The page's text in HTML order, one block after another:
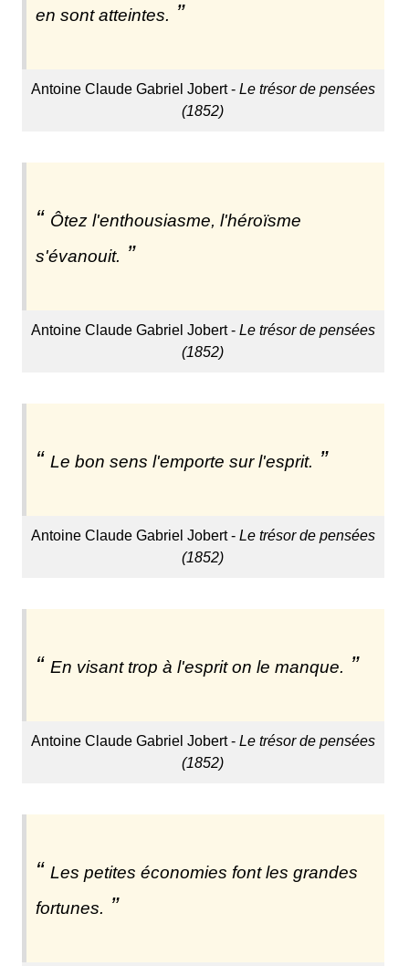
en sont atteintes.
Antoine Claude Gabriel Jobert - Le trésor de pensées
(1852)
Ôtez l'enthousiasme, l'héroïsme
s'évanouit.
Antoine Claude Gabriel Jobert - Le trésor de pensées
(1852)
Le bon sens l'emporte sur l'esprit.
Antoine Claude Gabriel Jobert - Le trésor de pensées
(1852)
En visant trop à l'esprit on le manque.
Antoine Claude Gabriel Jobert - Le trésor de pensées
(1852)
Les petites économies font les grandes
fortunes.